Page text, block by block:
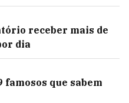
receber mais de
dia
famosos que sabem